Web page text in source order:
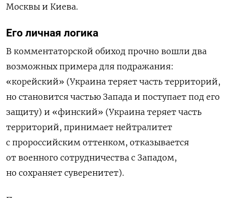
Москвы и Киева.
Его личная логика
В комментаторской обиход прочно вошли два
возможных примера для подражания:
«корейский» (Украина теряет часть территорий,
но становится частью Запада и поступает под его
защиту) и «финский» (Украина теряет часть
территорий, принимает нейтралитет
с пророссийским оттенком, отказывается
от военного сотрудничества с Западом,
но сохраняет суверенитет).